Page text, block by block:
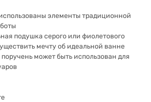
элементы традиционной
подушка серого или фиолетового
мечту об идеальной ванне
может быть использован для